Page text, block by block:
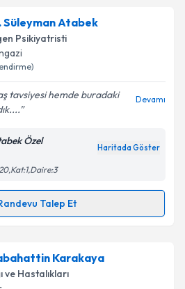
için randevu takvimi talebi
randevu almanız için bir
e-posta ile bilgilendireceğiz.
işlenmesine ilişkin
Aydınlatma
ve kişisel verilerimin belirtilen
kabul ediyorum.
Talebini Gönder
Süleyman Atabek
Psikiyatristi
tavsiyesi hemde buradaki
Devamı
Özel
Haritada Göster
Talep Et
Talebi
Atabekiçin randevu takvimi
bu uzmandan randevu almanız
e-posta ile
Karakaya
ve Hastalıkları